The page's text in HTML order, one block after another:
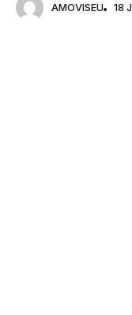
AMOVISEU 18